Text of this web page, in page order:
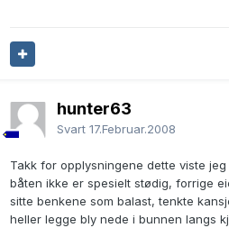
hunter63
Svart 17.Februar.2008
Takk for opplysningene dette viste
båten ikke er spesielt stødig, forrige
sitte benkene som balast, tenkte
heller legge bly nede i bunnen langs